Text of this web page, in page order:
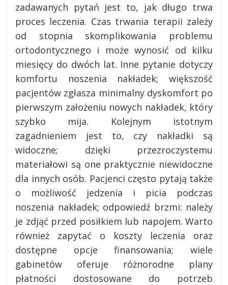
zadawanych pytań jest to, jak długo trwa
proces leczenia. Czas trwania terapii zależy
od stopnia skomplikowania problemu
ortodontycznego i może wynosić od kilku
miesięcy do dwóch lat. Inne pytanie dotyczy
komfortu noszenia nakładek; większość
pacjentów zgłasza minimalny dyskomfort po
pierwszym założeniu nowych nakładek, który
szybko mija. Kolejnym istotnym
zagadnieniem jest to, czy nakładki są
widoczne; dzięki przezroczystemu
materiałowi są one praktycznie niewidoczne
dla innych osób. Pacjenci często pytają także
o możliwość jedzenia i picia podczas
noszenia nakładek; odpowiedź brzmi: należy
je zdjąć przed posiłkiem lub napojem. Warto
również zapytać o koszty leczenia oraz
dostępne opcje finansowania; wiele
gabinetów oferuje różnorodne plany
płatności dostosowane do potrzeb